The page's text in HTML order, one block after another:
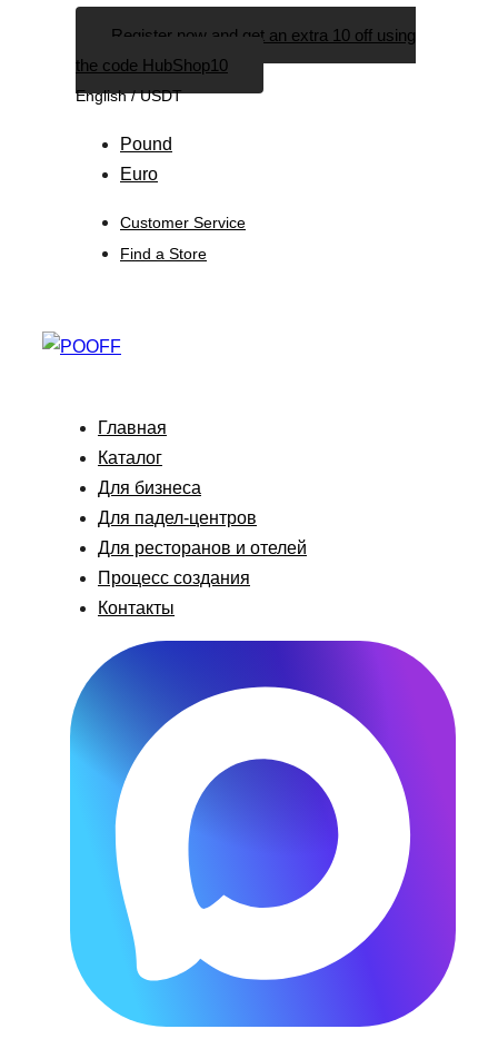
Register now and get an extra 10 off using
the code HubShop10
English / USDT
Pound
Euro
Customer Service
Find a Store
Главная
Каталог
Для бизнеса
Для падел-центров
Для ресторанов и отелей
Процесс создания
Контакты